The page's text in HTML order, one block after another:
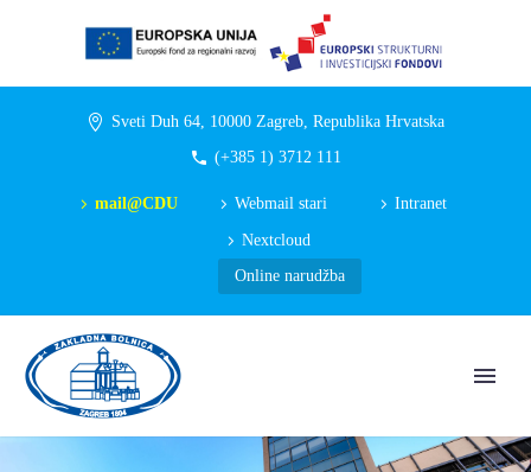
Sveti Duh 64, 10000 Zagreb, Republika Hrvatska
(+385 1) 3712 111
mail@CDU Webmail stari Intranet
Nextcloud
Online narudžba